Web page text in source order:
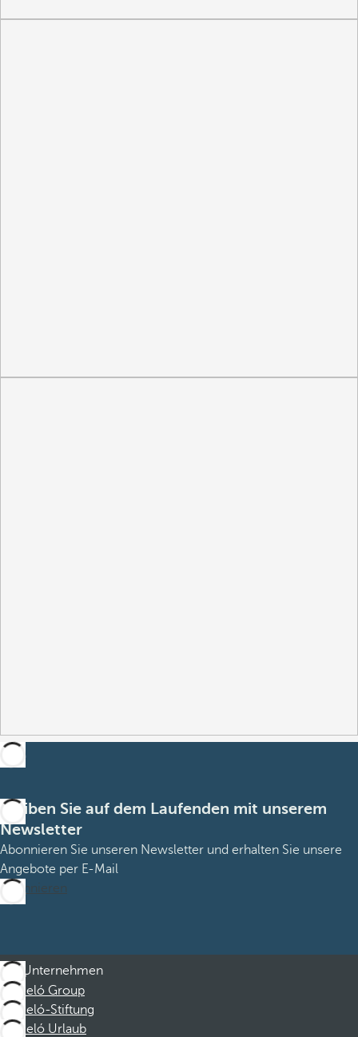
Bleiben Sie auf dem Laufenden mit unserem
Newsletter
Abonnieren Sie unseren Newsletter und erhalten Sie unsere
Angebote per E-Mail
Abonnieren
Unternehmen
Barceló Group
Barceló-Stiftung
Barceló Urlaub